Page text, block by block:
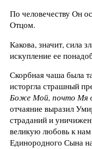
По человечеству Он
Отцом.
Какова, значит, сила
искупление ее
Скорбная чаша была
исторгла страшный
Боже Мой, почто Мя
отчаяние выразил
страданий и
великую любовь к нам
Единородного Сына